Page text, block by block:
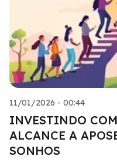
11/01/2026 - 00:44
INVESTINDO
ALCANCE A
SONHOS